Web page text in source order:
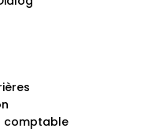
comptable